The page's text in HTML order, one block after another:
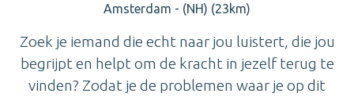
Amsterdam - (NH) (23km)
Zoek je iemand die echt naar jou luistert, die jou
begrijpt en helpt om de kracht in jezelf terug te
vinden? Zodat je de problemen waar je op dit